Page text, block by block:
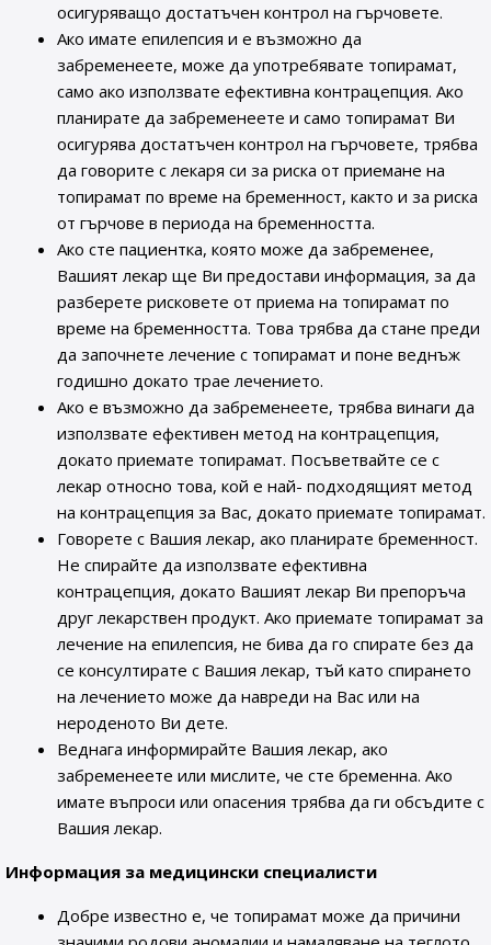
осигуряващо достатъчен контрол на гърчовете.
Ако имате епилепсия и е възможно да
забременеете, може да употребявате топирамат,
само ако използвате ефективна контрацепция. Ако
планирате да забременеете и само топирамат Ви
осигурява достатъчен контрол на гърчовете, трябва
да говорите с лекаря си за риска от приемане на
топирамат по време на бременност, както и за риска
от гърчове в периода на бременността.
Ако сте пациентка, която може да забременее,
Вашият лекар ще Ви предостави информация, за да
разберете рисковете от приема на топирамат по
време на бременността. Това трябва да стане преди
да започнете лечение с топирамат и поне веднъж
годишно докато трае лечението.
Ако е възможно да забременеете, трябва винаги да
използвате ефективен метод на контрацепция,
докато приемате топирамат. Посъветвайте се с
лекар относно това, кой е най- подходящият метод
на контрацепция за Вас, докато приемате топирамат.
Говорете с Вашия лекар, ако планирате бременност.
Не спирайте да използвате ефективна
контрацепция, докато Вашият лекар Ви препоръча
друг лекарствен продукт. Ако приемате топирамат за
лечение на епилепсия, не бива да го спирате без да
се консултирате с Вашия лекар, тъй като спирането
на лечението може да навреди на Вас или на
нероденото Ви дете.
Веднага информирайте Вашия лекар, ако
забременеете или мислите, че сте бременна. Ако
имате въпроси или опасения трябва да ги обсъдите с
Вашия лекар.
Информация за медицински специалисти
Добре известно е, че топирамат може да причини